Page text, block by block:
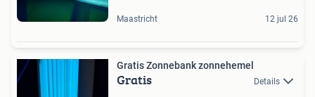
Maastricht 12 jul 26
Gratis Zonnebank zonnehemel
Gratis Details